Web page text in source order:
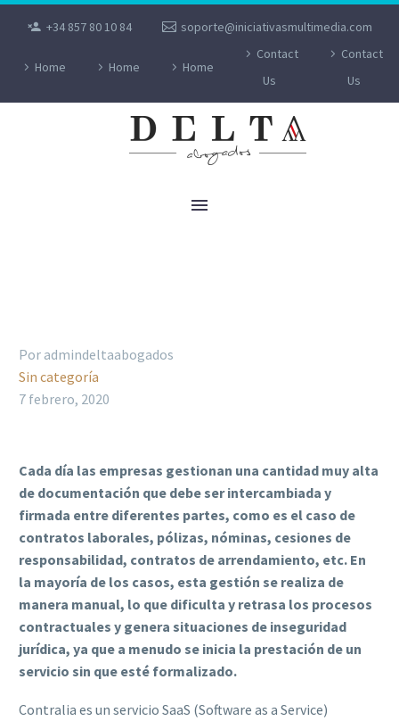
+34 857 80 10 84 soporte@iniciativasmultimedia.com
Home Home Home
Contact
Us
Contact
Us
LA TRANSFORMACIÓN DIGITAL SE
CONTRACTUALES
Por admindeltaabogados
Sin categoría
7 febrero, 2020
Cada día las empresas gestionan una cantidad muy alta
de documentación que debe ser intercambiada y
firmada entre diferentes partes, como es el caso de
contratos laborales, pólizas, nóminas, cesiones de
responsabilidad, contratos de arrendamiento, etc. En
la mayoría de los casos, esta gestión se realiza de
manera manual, lo que dificulta y retrasa los procesos
contractuales y genera situaciones de inseguridad
jurídica, ya que a menudo se inicia la prestación de un
servicio sin que esté formalizado.
Contralia es un servicio SaaS (Software as a Service)